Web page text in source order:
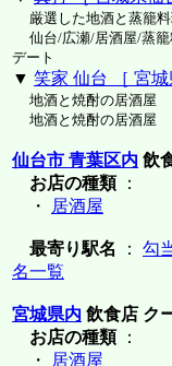
厳選した地酒と蒸籠料
仙台/広瀬/居酒屋/蒸籠
デート
▼ 笑家 仙台 ［ 宮城
地酒と焼酎の居酒屋
地酒と焼酎の居酒屋
仙台市 青葉区内 飲
お店の種類：
・
居酒屋
最寄り駅名 ： 勾
名一覧
宮城県内 飲食店 ク
お店の種類：
・
居酒屋